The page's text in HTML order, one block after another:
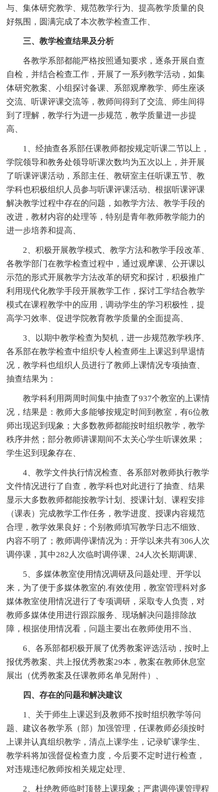
与、集体研究教学、规范教学行为、提高教学质量的良
好氛围，圆满完成了本次教学检查工作、
三、教学检查结果及分析
各教学系部都能严格按照通知要求，逐条开展自查
自检，并结合检查工作，开展了一系列教学活动，如集
体研究教案、小组探讨备课、系部观摩教学、师生座谈
交流、听课评课交流等，教师间得到了交流、师生间得
到了理解，教学行为进一步规范，教学质量进一步提
高、
1、经抽查各系部任课教师都按规定听课二节以上，
学院领导和教务处领导听课次数均为五次以上，并开展
了听课评课活动，系部主任、教研室主任听课五节、教
学科也积极组织人员参与听课评课活动、根据听课评课
解决教学过程中存在的问题，如教学方法、教学手段的
改进，教材内容的处理等，特别是青年教师教学能力的
进一步培养和提高、
2、积极开展教学模式、教学方法和教学手段改革、
各教学部门在教学检查过程中，通过观摩课、公开课以
示范的形式开展教学方法改革的研究和探讨，积极推广
利用现代化教学手段开展教学工作，探讨工学结合教学
模式在课程教学中的应用，调动学生的学习积极性，提
高学习效率、促进学院教育教学质量的全面提高、
3、以期中教学检查为契机，进一步规范教学秩序、
各系部在教学检查中组织专人检查师生上课迟到早退情
况，教学科也组织人员进行了教师上课情况专项抽查、
抽查结果为：
教学科利用两周时间集中抽查了937个教室的上课情
况，结果是：教师大多能够按规定时间到教室，有6位教
师出现迟到现象；大多数教师都能按时组织教学，教学
秩序井然；部分教师讲课期间不太关心学生听课效果；
学生迟到现象存在、
4、教学文件执行情况检查、各系部对教师执行教学
文件情况进行了自查，教学科也对此进行了抽查、结果
显示大多数教师都能按教学计划、授课计划、课程安排
（课表）完成教学工作任务，教学进度、授课内容规范
合理，教学效果良好；个别教师填写教学日志不细致、
内容不明了；教师调停课情况为：开学以来共有306人次
调停课，其中282人次临时调停课、24人次长期调课、
5、多媒体教室使用情况调研及问题处理、开学以
来，为了便于多媒体教室的.有效使用，教室管理科对多
媒体教室使用情况进行了专项调研，采取专人负责，对
教师多媒体使用进行跟踪服务、现场解决问题排除故
障，根据使用情况看，问题主要出在教师使用不当、
6、各系部都积极开展了优秀教案评选活动，按时上
报优秀教案、共上报优秀教案29本，教案在教师休息室
展出（优秀教案及任课教师名单见附件）、
四、存在的问题和解决建议
1、关于师生上课迟到及教师不按时组织教学等问
题、建议各教学系（部）加强管理，任课教师必须按时
上课并认真组织教学，清点上课学生，记录旷课学生、
教学科将加强督促检查力度，今后要不定时进行检查，
对违规违纪教师按相关规定处理、
2、杜绝教师临时顶替上课现象；严肃调停课管理程